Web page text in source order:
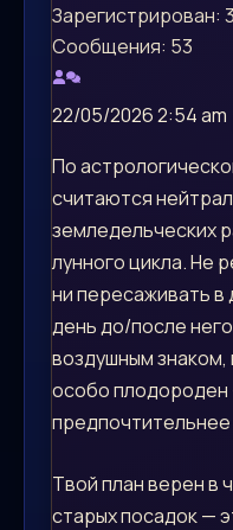
Зарегистрирован:
Сообщения: 53
22/05/2026 2:54 am
По
считаются
земледельческих
лунного цикла. Не
ни пересаживать в
день до/после
воздушным знаком,
особо плодороден
Твой план верен в
старых посадок —